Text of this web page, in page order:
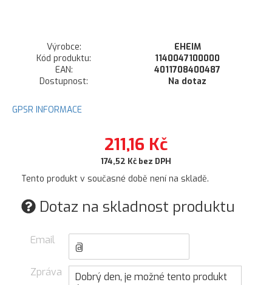
Výrobce:
EHEIM
Kód produktu:
1140047100000
EAN:
4011708400487
Dostupnost:
Na dotaz
GPSR INFORMACE
211,16 Kč
174,52 Kč bez DPH
Tento produkt v současné době není na skladě.
Dotaz na skladnost produktu
Email
Zpráva